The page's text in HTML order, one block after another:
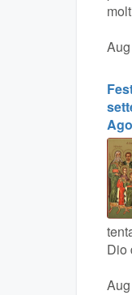
Dio